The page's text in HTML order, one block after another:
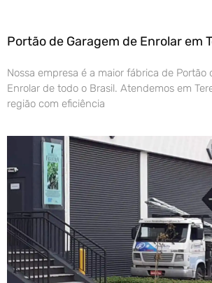
Portão de Garagem de Enrolar em
Nossa empresa é a maior fábrica de Portão
Enrolar de todo o Brasil. Atendemos em
região com eficiência